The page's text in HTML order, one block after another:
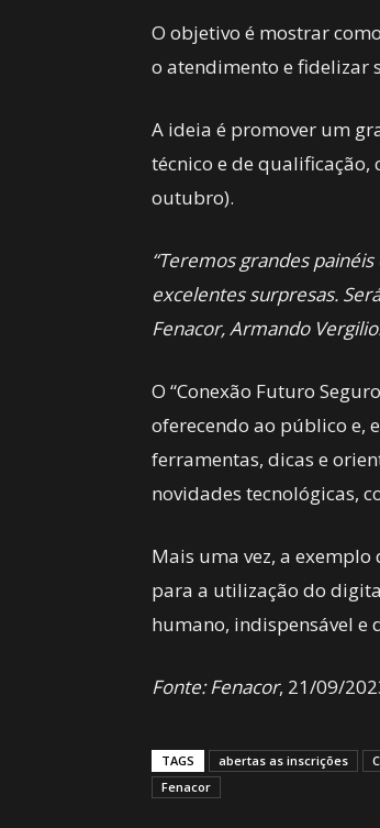
O objetivo é mostrar
o atendimento e fidelizar
A ideia é promover um
técnico e de qualificação,
outubro).
“Teremos grandes
excelentes surpresas.
Fenacor, Armando
O “Conexão Futuro
oferecendo ao público e,
ferramentas, dicas e
novidades tecnológicas,
Mais uma vez, a
para a utilização do
humano, indispensável e
Fonte: Fenacor, 21/09/
TAGS abertas as inscrições
Fenacor